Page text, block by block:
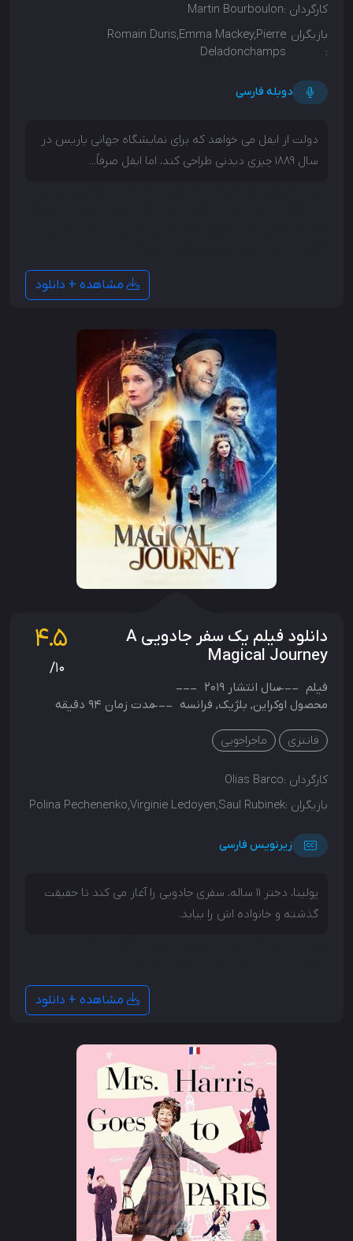
کارگردان :Martin Bourboulon
بازیگران
:
Romain Duris,Emma Mackey,Pierre
Deladonchamps
دوبله فارسی
دولت از ایفل می خواهد که برای نمایشگاه جهانی پاریس در
سال 1889 چیزی دیدنی طراحی کند، اما ایفل صرفاً...
مشاهده + دانلود
دانلود فیلم یک سفر جادویی A
Magical Journey
4.5
/10
فیلم سال انتشار 2019
محصول اوکراین, بلژیک, فرانسه مدت زمان 94 دقیقه
فانتزی ماجراجویی
کارگردان :Olias Barco
بازیگران :Polina Pechenenko,Virginie Ledoyen,Saul Rubinek
زیرنویس فارسی
پولینا، دختر 11 ساله، سفری جادویی را آغاز می کند تا حقیقت
گذشته و خانواده اش را بیابد.
مشاهده + دانلود